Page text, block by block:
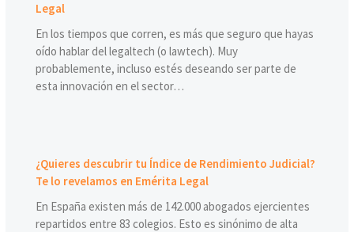
Legal
En los tiempos que corren, es más que seguro que hayas
oído hablar del legaltech (o lawtech). Muy
probablemente, incluso estés deseando ser parte de
esta innovación en el sector…
¿Quieres descubrir tu Índice de Rendimiento Judicial?
Te lo revelamos en Emérita Legal
En España existen más de 142.000 abogados ejercientes
repartidos entre 83 colegios. Esto es sinónimo de alta